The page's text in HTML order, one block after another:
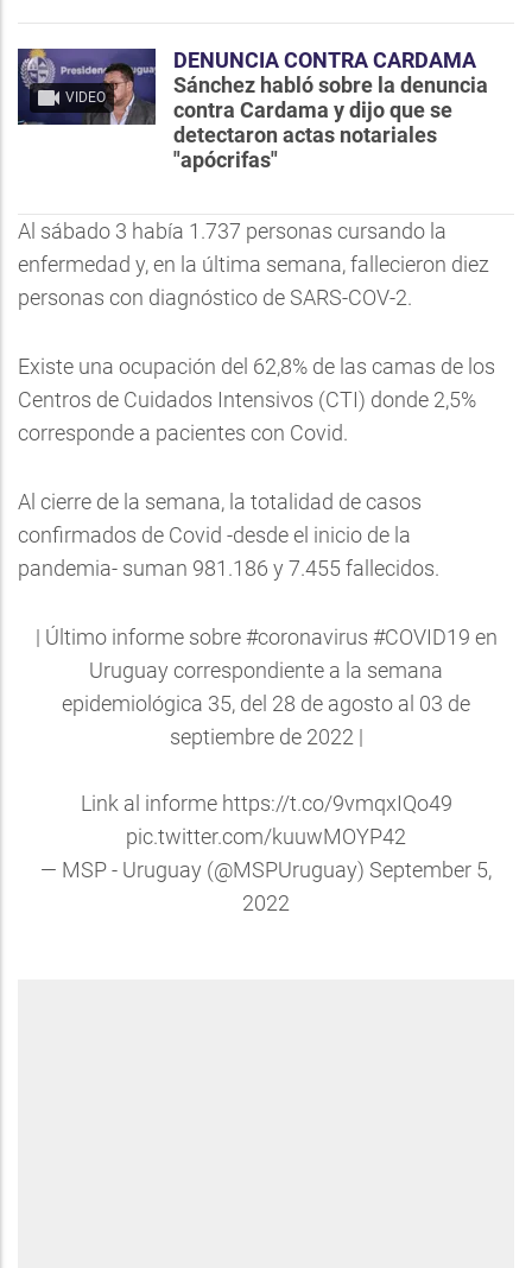
VIDEO
DENUNCIA CONTRA CARDAMA
Sánchez habló sobre la denuncia
contra Cardama y dijo que se
detectaron actas notariales
"apócrifas"
Al sábado 3 había 1.737 personas cursando la
enfermedad y, en la última semana, fallecieron diez
personas con diagnóstico de SARS-COV-2.
Existe una ocupación del 62,8% de las camas de los
Centros de Cuidados Intensivos (CTI) donde 2,5%
corresponde a pacientes con Covid.
Al cierre de la semana, la totalidad de casos
confirmados de Covid -desde el inicio de la
pandemia- suman 981.186 y 7.455 fallecidos.
| Último informe sobre#coronavirus #COVID19 en
Uruguay correspondiente a la semana
epidemiológica 35, del 28 de agosto al 03 de
septiembre de 2022 |
Link al informe https://t.co/9vmqxIQo49
pic.twitter.com/kuuwMOYP42
— MSP - Uruguay (@MSPUruguay) September 5,
2022